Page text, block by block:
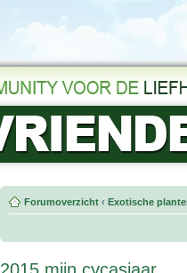
Forumoverzicht ‹ Exotische